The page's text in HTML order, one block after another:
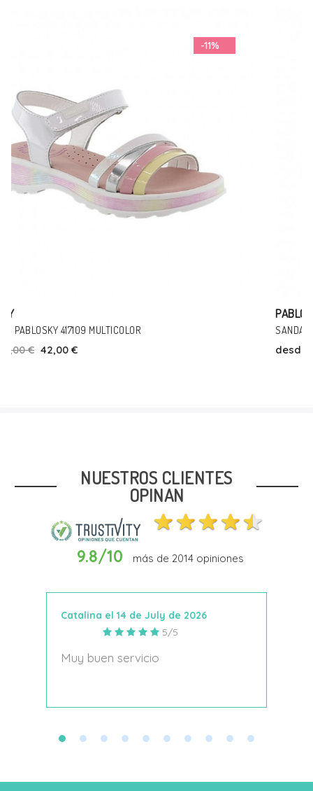
PABLOSKY
SANDALIAS PABLOSKY 416804 MULTICOLOR
desde 43,00 €
NUESTROS CLIENTES
OPINAN
9.8/10 más de 2014opiniones
Catalina el 14 de July de 2026
5/5
Muy buen servicio